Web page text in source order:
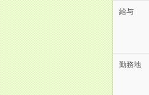
給与
勤務地